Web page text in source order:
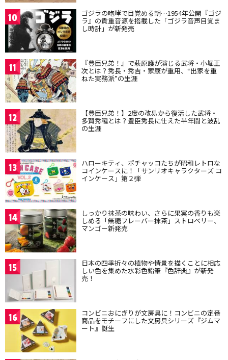
10 ゴジラの咆哮で目覚める朝…1954年公開『ゴジ
ラ』の貴重音源を搭載した「ゴジラ音声目覚ま
し時計」が新発売
11 『豊臣兄弟！』で萩原護が演じる武将・小堀正
次とは？秀長・秀吉・家康が重用、“出家を重
ねた実務派”の生涯
12 【豊臣兄弟！】2度の改易から復活した武将・
多賀秀種とは？豊臣秀長に仕えた半年間と波乱
の生涯
13 ハローキティ、ポチャッコたちが昭和レトロな
コインケースに！「サンリオキャラクターズ コ
インケース」第２弾
14 しっかり抹茶の味わい、さらに果実の香りも楽
しめる「無糖フレーバー抹茶」ストロベリー、
マンゴー新発売
15 日本の四季折々の植物や情景を描くことに相応
しい色を集めた水彩色鉛筆『色辞典』が新発
売！
16 コンビニおにぎりが文房具に！コンビニの定番
商品をモチーフにした文房具シリーズ『ジムマ
ート』誕生